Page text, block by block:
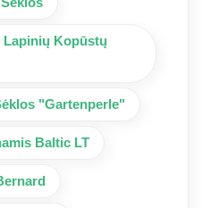
Kopūstų
"Gartenperle"
Baltic LT